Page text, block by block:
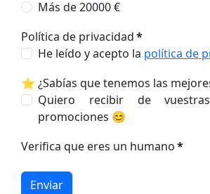
Más de 20000 €
Política de privacidad*
He leído y acepto la política de
⭐ ¿Sabías que tenemos las
Quiero recibir de
promociones 😊
Verifica que eres un humano*
Enviar